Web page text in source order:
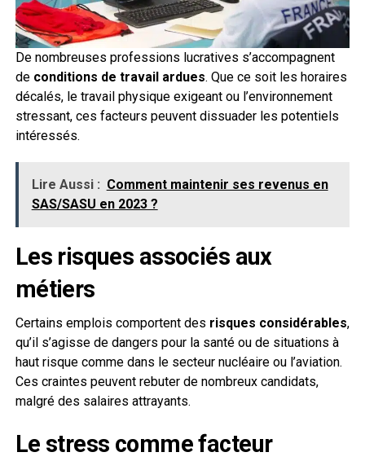
De nombreuses professions lucratives s’accompagnent
de conditions de travail ardues. Que ce soit les horaires
décalés, le travail physique exigeant ou l’environnement
stressant, ces facteurs peuvent dissuader les potentiels
intéressés.
Lire Aussi : Comment maintenir ses revenus en
SAS/SASU en 2023 ?
Les risques associés aux
métiers
Certains emplois comportent des risques considérables,
qu’il s’agisse de dangers pour la santé ou de situations à
haut risque comme dans le secteur nucléaire ou l’aviation.
Ces craintes peuvent rebuter de nombreux candidats,
malgré des salaires attrayants.
Le stress comme facteur